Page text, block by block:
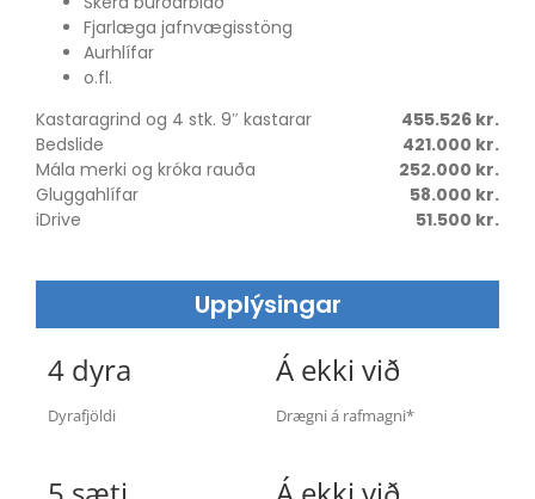
Fjarlæga jafnvægisstöng
Aurhlífar
o.fl.
Kastaragrind og 4 stk. 9″ kastarar
455.526 kr.
Bedslide
421.000 kr.
Mála merki og króka rauða
252.000 kr.
Gluggahlífar
58.000 kr.
iDrive
51.500 kr.
Upplýsingar
4 dyra
Dyrafjöldi
Á ekki við
Drægni á rafmagni*